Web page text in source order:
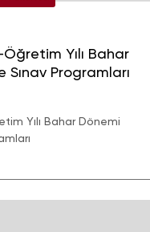
Yılı Bahar
Programları
Yılı Bahar Dönemi